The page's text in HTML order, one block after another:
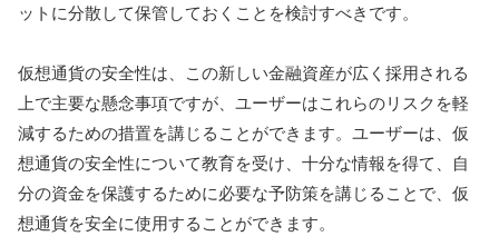
ットに分散して保管しておくことを検討すべきです。
仮想通貨の安全性は、この新しい金融資産が広く採用される
上で主要な懸念事項ですが、ユーザーはこれらのリスクを軽
減するための措置を講じることができます。ユーザーは、仮
想通貨の安全性について教育を受け、十分な情報を得て、自
分の資金を保護するために必要な予防策を講じることで、仮
想通貨を安全に使用することができます。